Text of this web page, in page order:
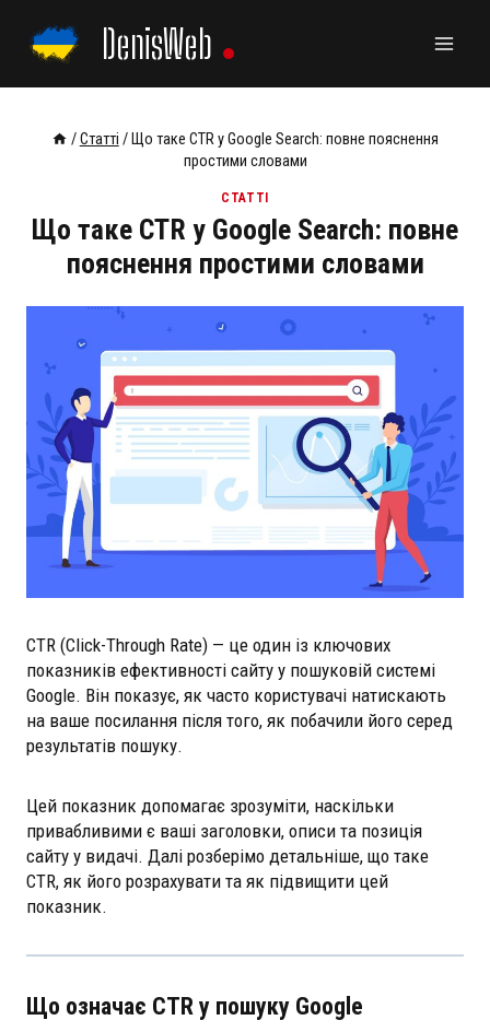
content
DenisWeb
/Статті / Що таке CTR у Google Search: повне пояснення
простими словами
СТАТТІ
Що таке CTR у Google Search: повне
пояснення простими словами
CTR (Click-Through Rate) — це один із ключових
показників ефективності сайту у пошуковій системі
Google. Він показує, як часто користувачі натискають
на ваше посилання після того, як побачили його серед
результатів пошуку.
Цей показник допомагає зрозуміти, наскільки
привабливими є ваші заголовки, описи та позиція
сайту у видачі. Далі розберімо детальніше, що таке
CTR, як його розрахувати та як підвищити цей
показник.
Що означає CTR у пошуку Google